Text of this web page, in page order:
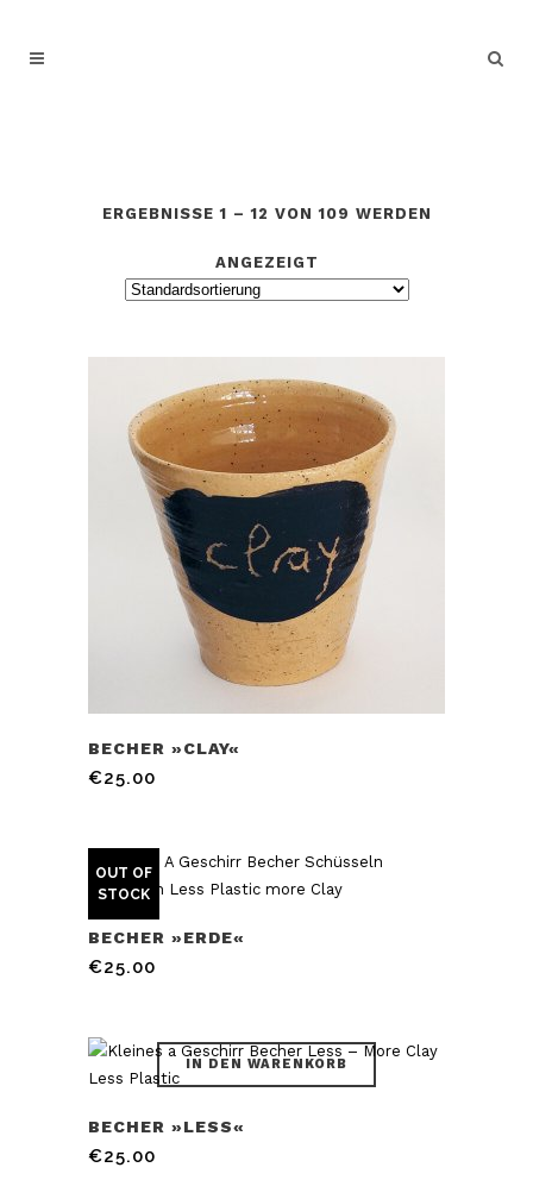
ERGEBNISSE 1 – 12 VON 109 WERDEN
ANGEZEIGT
IN DEN WARENKORB
BECHER »CLAY«
€25.00
OUT OF
STOCK
BECHER »ERDE«
€25.00
IN DEN WARENKORB
BECHER »LESS«
€25.00